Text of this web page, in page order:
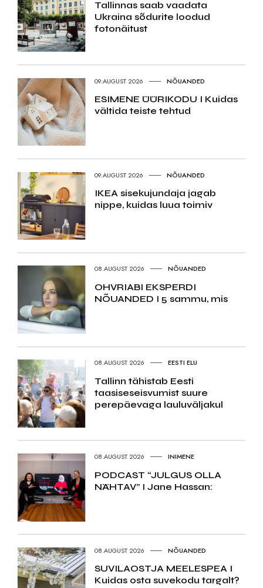
Tallinnas saab vaadata
Ukraina sõdurite loodud
fotonäitust
09.AUGUST 2026 NÕUANDED
ESIMENE ÜÜRIKODU I Kuidas
vältida teiste tehtud
09.AUGUST 2026 NÕUANDED
IKEA sisekujundaja jagab
nippe, kuidas luua toimiv
08.AUGUST 2026 NÕUANDED
OHVRIABI EKSPERDI
NÕUANDED I 5 sammu, mis
08.AUGUST 2026 EESTI ELU
Tallinn tähistab Eesti
taasiseseisvumist suure
perepäevaga lauluväljakul
08.AUGUST 2026 INIMENE
PODCAST “JULGUS OLLA
NÄHTAV” I Jane Hassan:
08.AUGUST 2026 NÕUANDED
SUVILAOSTJA MEELESPEA I
Kuidas osta suvekodu targalt?